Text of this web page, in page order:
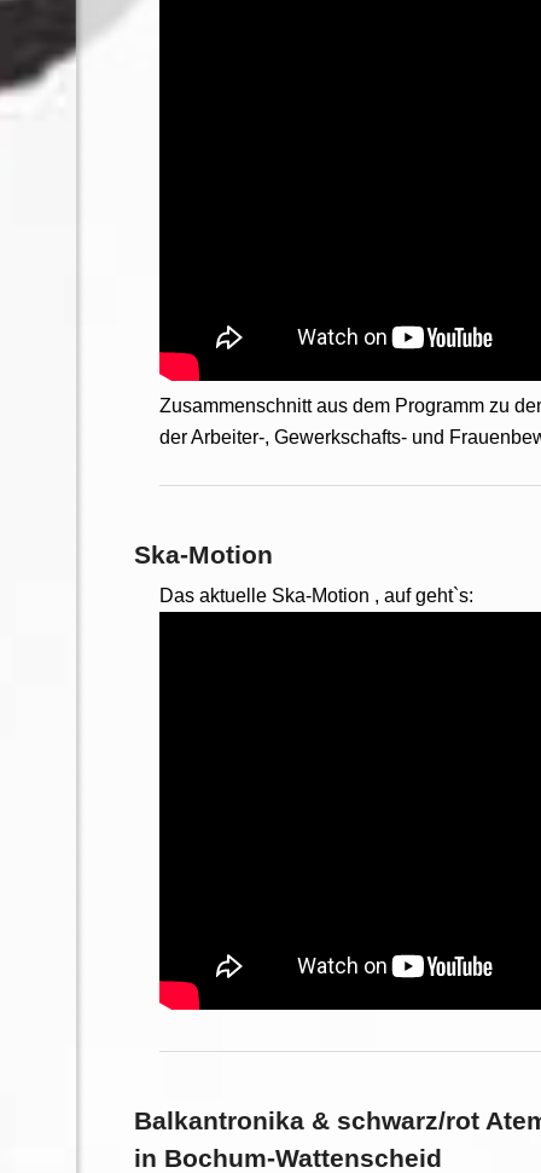
Zusammenschnitt aus dem Programm zu
der Arbeiter-, Gewerkschafts- und
Ska-Motion
Das aktuelle Ska-Motion , auf geht`s:
Balkantronika & schwarz/rot
in Bochum-Wattenscheid